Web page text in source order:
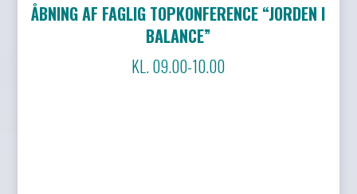
ÅBNING AF FAGLIG TOPKONFERENCE “JORDEN I
BALANCE”
KL. 09.00-10.00